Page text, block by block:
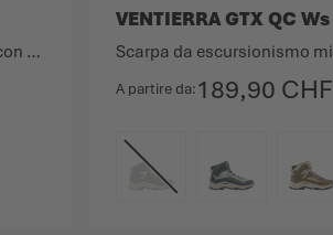
La nuova versione della scarpa bassa classica con fodera in pelle.
A partire da 189,90 CHF
VENTIERRA GTX QC Ws
COLORE